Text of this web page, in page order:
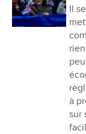
Il
à
sur